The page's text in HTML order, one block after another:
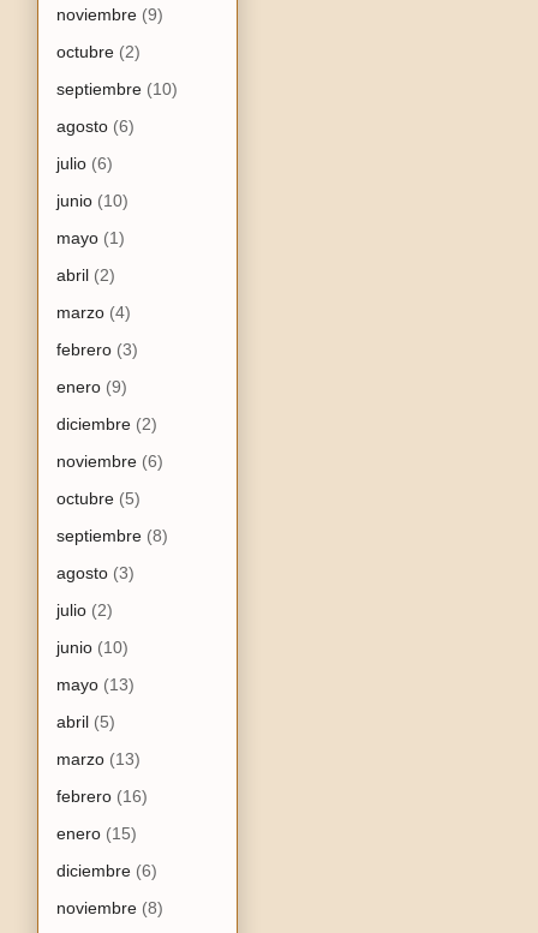
noviembre (9)
octubre (2)
septiembre (10)
agosto (6)
julio (6)
junio (10)
mayo (1)
abril (2)
marzo (4)
febrero (3)
enero (9)
diciembre (2)
noviembre (6)
octubre (5)
septiembre (8)
agosto (3)
julio (2)
junio (10)
mayo (13)
abril (5)
marzo (13)
febrero (16)
enero (15)
diciembre (6)
noviembre (8)